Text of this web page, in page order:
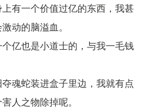
有一个价值过亿的东西，我甚
动的脑溢血。
亿也是小道士的，与我一毛钱
魂蛇装进盒子里边，我就有点
人之物除掉呢。